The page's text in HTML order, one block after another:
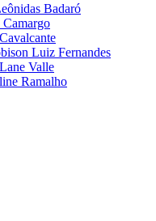
Badaró
Camargo
Luiz Fernandes
Valle
Ramalho